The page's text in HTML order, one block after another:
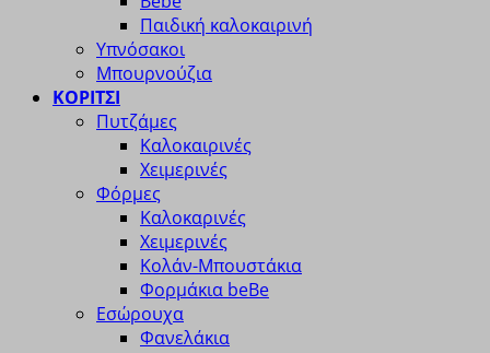
Παιδική καλοκαιρινή
Υπνόσακοι
Μπουρνούζια
ΚΟΡΙΤΣΙ
Πυτζάμες
Καλοκαιρινές
Χειμερινές
Φόρμες
Καλοκαρινές
Χειμερινές
Κολάν-Μπουστάκια
Φορμάκια beBe
Εσώρουχα
Φανελάκια